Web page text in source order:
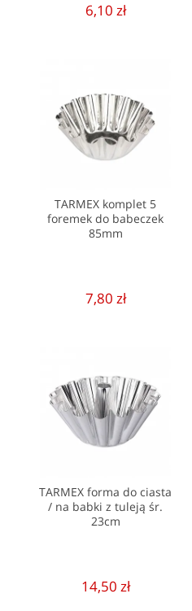
6,10 zł
TARMEX komplet 5
foremek do babeczek
85mm
7,80 zł
TARMEX forma do ciasta
/ na babki z tuleją śr.
23cm
14,50 zł